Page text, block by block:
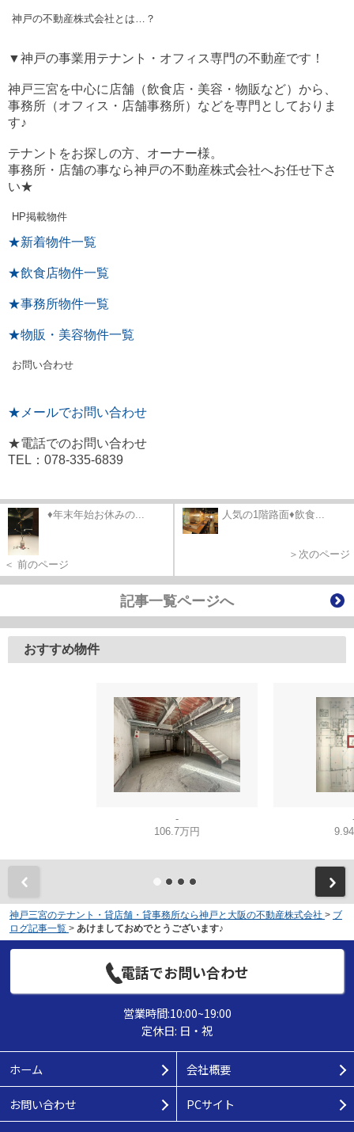
神戸の不動産株式会社とは…？
▼神戸の事業用テナント・オフィス専門の不動産です！
神戸三宮を中心に店舗（飲食店・美容・物販など）から、
事務所（オフィス・店舗事務所）などを専門としておりま
す♪
テナントをお探しの方、オーナー様。
事務所・店舗の事なら神戸の不動産株式会社へお任せ下さ
い★
HP掲載物件
★新着物件一覧
★飲食店物件一覧
★事務所物件一覧
★物販・美容物件一覧
お問い合わせ
★メールでお問い合わせ
★電話でのお問い合わせ
TEL：078-335-6839
♦年末年始お休みの...
＜ 前のページ
人気の1階路面♦飲食...
＞次のページ
記事一覧ページへ
おすすめ物件
-
106.7万円
神戸三宮のテナント・貸店舗・貸事務所なら神戸と大阪の不動産株式会社 > ブ
ログ記事一覧 > あけましておめでとうございます♪
電話でお問い合わせ
営業時間:10:00~19:00
定休日: 日・祝
ホーム 会社概要
お問い合わせ PCサイト